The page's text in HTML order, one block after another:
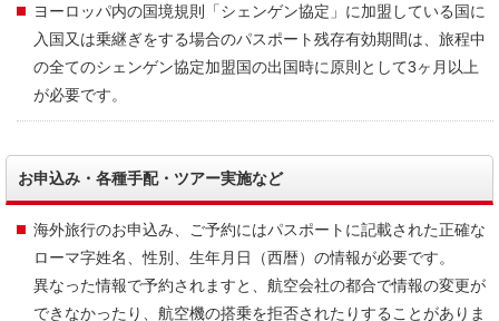
ヨーロッパ内の国境規則「シェンゲン協定」に加盟している国に
入国又は乗継ぎをする場合のパスポート残存有効期間は、旅程中
の全てのシェンゲン協定加盟国の出国時に原則として3ヶ月以上
が必要です。
お申込み・各種手配・ツアー実施など
海外旅行のお申込み、ご予約にはパスポートに記載された正確な
ローマ字姓名、性別、生年月日（西暦）の情報が必要です。
異なった情報で予約されますと、航空会社の都合で情報の変更が
できなかったり、航空機の搭乗を拒否されたりすることがありま